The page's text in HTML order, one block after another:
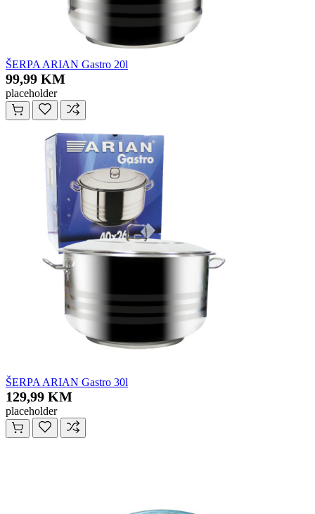
ŠERPA ARIAN Gastro 20l
99,99 KM
placeholder
ŠERPA ARIAN Gastro 30l
129,99 KM
placeholder